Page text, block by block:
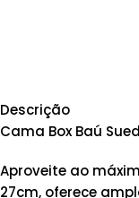
Descrição
Cama Box Baú
Aproveite ao
27cm, oferece